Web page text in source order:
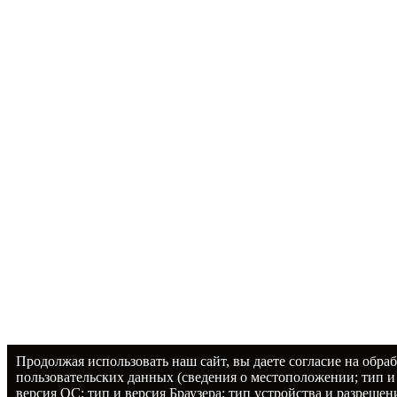
Продолжая использовать наш сайт, вы даете согласие на
пользовательских данных (сведения о местоположении; тип и
версия ОС; тип и версия Браузера; тип устройства и